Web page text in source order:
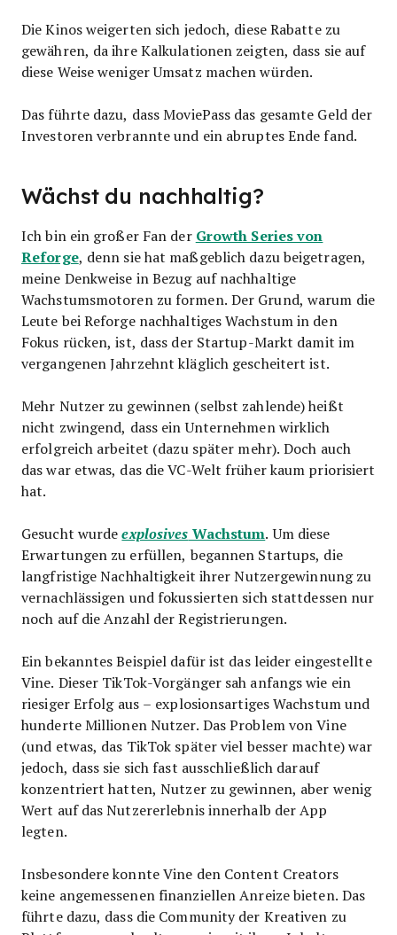
Die Kinos weigerten sich jedoch, diese Rabatte zu
gewähren, da ihre Kalkulationen zeigten, dass sie auf
diese Weise weniger Umsatz machen würden.
Das führte dazu, dass MoviePass das gesamte Geld der
Investoren verbrannte und ein abruptes Ende fand.
Wächst du nachhaltig?
Ich bin ein großer Fan der Growth Series von
Reforge, denn sie hat maßgeblich dazu beigetragen,
meine Denkweise in Bezug auf nachhaltige
Wachstumsmotoren zu formen. Der Grund, warum die
Leute bei Reforge nachhaltiges Wachstum in den
Fokus rücken, ist, dass der Startup-Markt damit im
vergangenen Jahrzehnt kläglich gescheitert ist.
Mehr Nutzer zu gewinnen (selbst zahlende) heißt
nicht zwingend, dass ein Unternehmen wirklich
erfolgreich arbeitet (dazu später mehr). Doch auch
das war etwas, das die VC-Welt früher kaum priorisiert
hat.
Gesucht wurdeexplosives Wachstum. Um diese
Erwartungen zu erfüllen, begannen Startups, die
langfristige Nachhaltigkeit ihrer Nutzergewinnung zu
vernachlässigen und fokussierten sich stattdessen nur
noch auf die Anzahl der Registrierungen.
Ein bekanntes Beispiel dafür ist das leider eingestellte
Vine. Dieser TikTok-Vorgänger sah anfangs wie ein
riesiger Erfolg aus – explosionsartiges Wachstum und
hunderte Millionen Nutzer. Das Problem von Vine
(und etwas, das TikTok später viel besser machte) war
jedoch, dass sie sich fast ausschließlich darauf
konzentriert hatten, Nutzer zu gewinnen, aber wenig
Wert auf das Nutzererlebnis innerhalb der App
legten.
Insbesondere konnte Vine den Content Creators
keine angemessenen finanziellen Anreize bieten. Das
führte dazu, dass die Community der Kreativen zu